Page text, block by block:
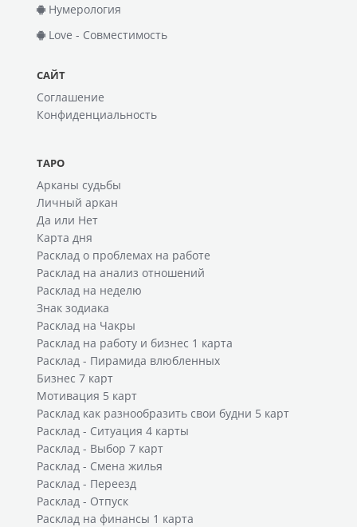
Нумерология
Love - Совместимость
САЙТ
Соглашение
Конфиденциальность
ТАРО
Арканы судьбы
Личный аркан
Да или Нет
Карта дня
Расклад о проблемах на работе
Расклад на анализ отношений
Расклад на неделю
Знак зодиака
Расклад на Чакры
Расклад на работу и бизнес 1 карта
Расклад - Пирамида влюбленных
Бизнес 7 карт
Мотивация 5 карт
Расклад как разнообразить свои будни 5 карт
Расклад - Ситуация 4 карты
Расклад - Выбор 7 карт
Расклад - Смена жилья
Расклад - Переезд
Расклад - Отпуск
Расклад на финансы 1 карта